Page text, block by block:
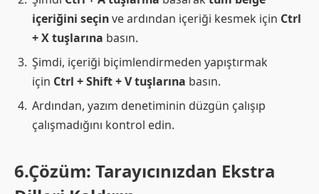
içeriğini seçinve ardından içeriği kesmek için Ctrl
+ X tuşlarına basın.
Şimdi, içeriği biçimlendirmeden yapıştırmak
için Ctrl + Shift + V tuşlarına basın.
Ardından, yazım denetiminin düzgün çalışıp
çalışmadığını kontrol edin.
6.Çözüm: Tarayıcınızdan Ekstra